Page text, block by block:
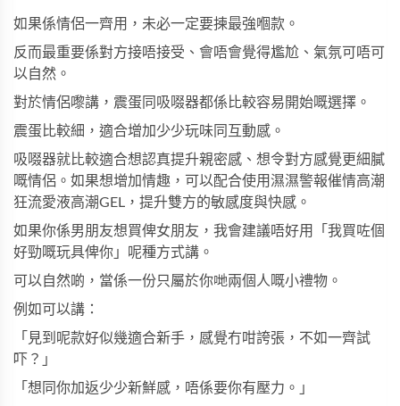
如果係情侶一齊用，未必一定要揀最強嗰款。
反而最重要係對方接唔接受、會唔會覺得尷尬、氣氛可唔可
以自然。
對於情侶嚟講，震蛋同吸啜器都係比較容易開始嘅選擇。
震蛋比較細，適合增加少少玩味同互動感。
吸啜器就比較適合想認真提升親密感、想令對方感覺更細膩
嘅情侶。如果想增加情趣，可以配合使用濕濕警報催情高潮
狂流愛液高潮GEL ，提升雙方的敏感度與快感。
如果你係男朋友想買俾女朋友，我會建議唔好用「我買咗個
好勁嘅玩具俾你」呢種方式講。
可以自然啲，當係一份只屬於你哋兩個人嘅小禮物。
例如可以講：
「見到呢款好似幾適合新手，感覺冇咁誇張，不如一齊試
吓？」
「想同你加返少少新鮮感，唔係要你有壓力。」